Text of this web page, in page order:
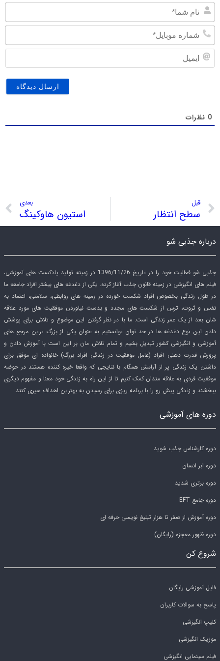
0 نظرات
قبل
سطح انتظار
بعدی
استیون هاوکینگ
درباره جذبی شو
جذبی شو فعالیت خود را در تاریخ 1396/11/26 در زمینه تولید پادکست های آموزشی،
فیلم های انگیزشی در زمینه قانون جذب آغاز کرده. یکی از دغدغه های بیشتر افراد جامعه ما
در طول زندگی بخصوص افراد شکست خورده در زمینه های روابطی، سلامتی، اعتماد به
نفس و ثروت، ترس از شکست های مجدد و بدست نیاوردن موفقیت های مورد علاقه
شان بعد از یک عمر زندگی است. ما با در نظر گرفتن این موضوع و تلاش برای پوشش
دادن این نوع دغدغه ها در حد توان توانستیم به عنوان یکی از بزرگ ترین مرجع های
آموزشی و انگیزشی کشور تبدیل بشیم و تمام تلاش مان بر این است با آموزش دادن و
پرورش قدرت ذهنی افراد (عامل موفقیت در زندگی افراد بزرگ) خانواده ای موفق برای
داشتن یک زندگی پر از آرامش همگام با نتایجی که واقعا خیره کننده هستند در حوضه
موفقیت فردی به علاقه مندان کمک کنیم تا از این راه به زندگی خود معنا و مفهوم دیگری
ببخشند و زندگی پیش رو را با برنامه ریزی برای رسیدن به بهترین اهداف سپری کنند.
دوره های آموزشی
دوره کارشناس جذب شوید
دوره ابر انسان
دوره برتری شدید
دوره جامع EFT
دوره آموزش از صفر تا هزار تبلیغ نویسی حرفه ای
دوره ظهور معجزه (رایگان)
شروع کن
فایل آموزشی رایگان
پاسخ به سوالات کاربران
کلیپ انگیزشی
موزیک انگیزشی
فیلم سینمایی انگیزشی